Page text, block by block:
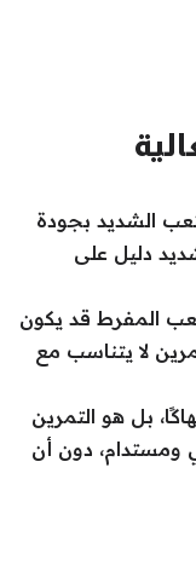
الشديد بجودة
دليل على
المفرط قد يكون
لا يتناسب مع
بل هو التمرين
دون أن